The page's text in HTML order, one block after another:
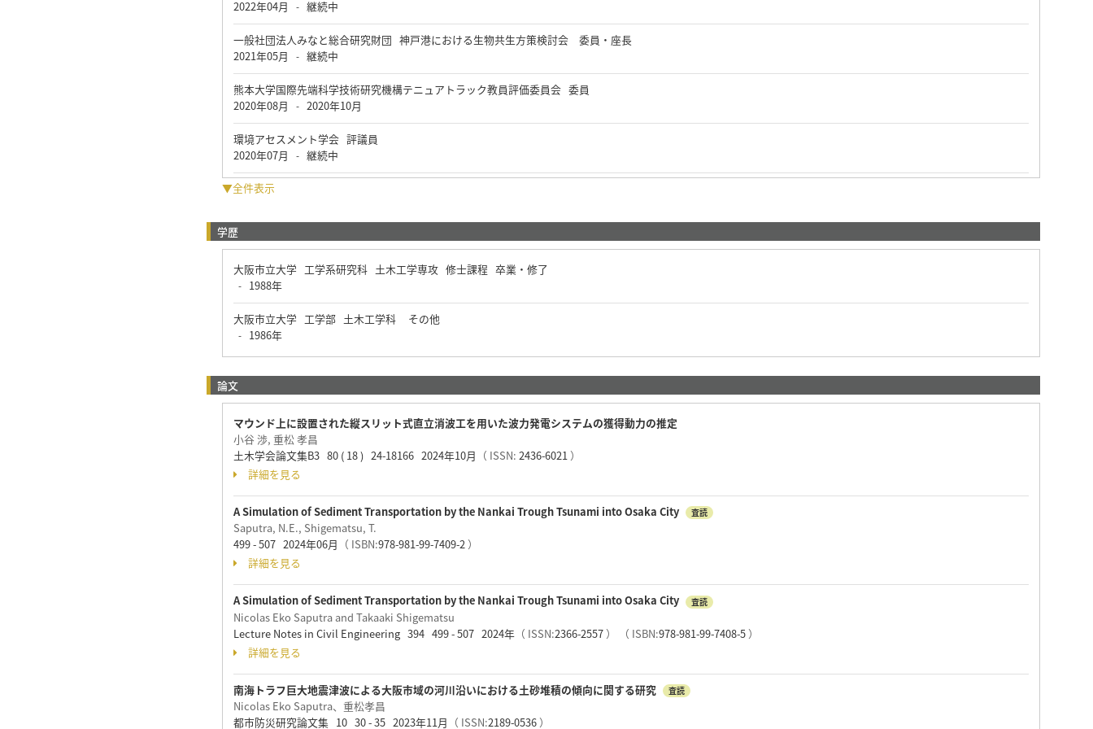
2022年04月
- 継続中
一般社団法人みなと総合研究財団 神戸港における生物共生方策検討会 委員・座長
2021年05月
- 継続中
熊本大学国際先端科学技術研究機構テニュアトラック教員評価委員会 委員
2020年08月
- 2020年10月
環境アセスメント学会 評議員
2020年07月
- 継続中
▼全件表示
学歴
大阪市立大学 工学系研究科 土木工学専攻 修士課程 卒業・修了
- 1988年
大阪市立大学 工学部 土木工学科 その他
- 1986年
論文
マウンド上に設置された縦スリット式直立消波工を用いた波力発電システムの獲得動力の推定
小谷 渉, 重松 孝昌
土木学会論文集B3 80 ( 18 ) 24-18166 2024年10月 （ ISSN: 2436-6021）
詳細を見る
A Simulation of Sediment Transportation by the Nankai Trough Tsunami into Osaka City 査読
Saputra, N.E., Shigematsu, T.
499 - 507 2024年06月 （ ISBN:978-981-99-7409-2）
詳細を見る
A Simulation of Sediment Transportation by the Nankai Trough Tsunami into Osaka City 査読
Nicolas Eko Saputra and Takaaki Shigematsu
Lecture Notes in Civil Engineering 394 499 - 507 2024年（ ISSN:2366-2557） （ ISBN:978-981-99-7408-5）
詳細を見る
南海トラフ巨大地震津波による大阪市域の河川沿いにおける土砂堆積の傾向に関する研究 査読
Nicolas Eko Saputra、重松孝昌
都市防災研究論文集 10 30 - 35 2023年11月 （ ISSN:2189-0536）